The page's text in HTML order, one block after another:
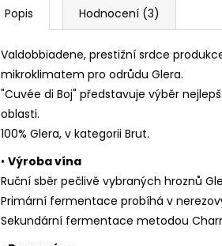
Popis Hodnocení (3)
Valdobbiadene, prestižní srdce
mikroklimatem pro odrůdu Glera.
"Cuvée di Boj" představuje výběr
oblasti.
100% Glera, v kategorii Brut.
• Výroba vína
Ruční sběr pečlivě vybraných hroznů
Primární fermentace probíhá v
Sekundární fermentace metodou